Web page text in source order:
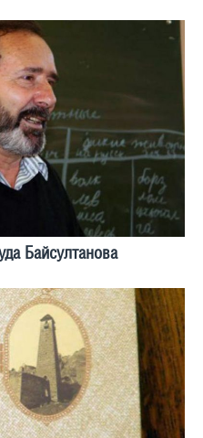
Байсултанова